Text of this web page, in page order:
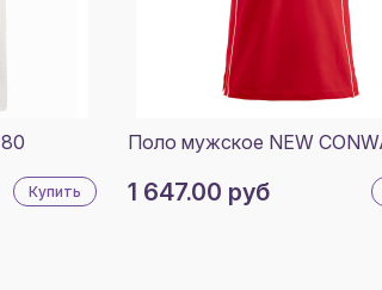
Купить
Поло мужское NEW
1 647.00 руб